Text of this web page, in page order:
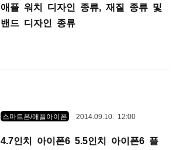
애플 워치 디자인 종류, 재질 종류 및
밴드 디자인 종류
스마트폰/애플아이폰 2014.09.10. 12:00
4.7인치 아이폰6 5.5인치 아이폰6 플